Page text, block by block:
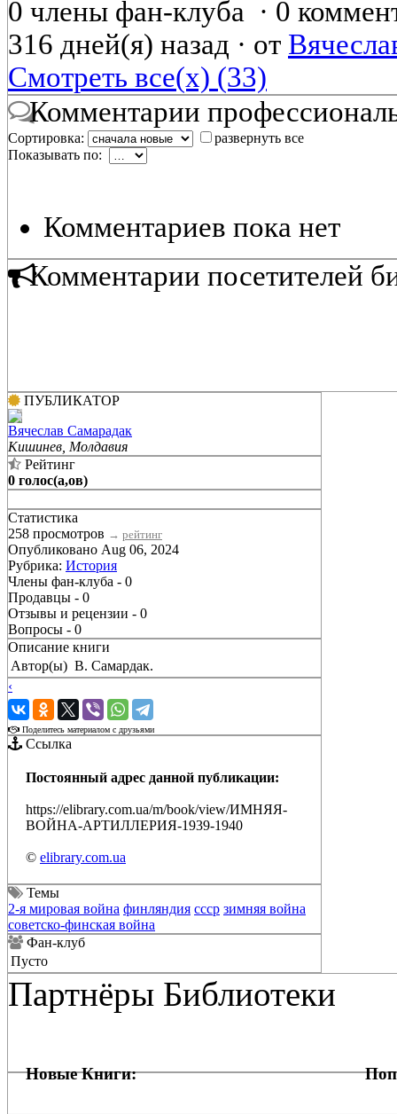
0 члены фан-клуба · 0
316 дней(я) назад · от
Смотреть все(х) (33)
Комментарии
Сортировка:
развернуть все
Показывать по:
Комментариев пока нет
Комментарии посетителей
ПУБЛИКАТОР
Вячеслав Самарадак
Кишинев, Молдавия
Рейтинг
0 голос(а,ов)
Статистика
258 просмотров → рейтинг
Опубликовано Aug 06, 2024
Рубрика: История
Члены фан-клуба - 0
Продавцы - 0
Отзывы и рецензии - 0
Вопросы - 0
Описание книги
Автор(ы) В. Самардак.
‹
›
Поделитесь материалом с друзьями
Ссылка
Постоянный адрес данной публикации:
https://elibrary.com.ua/m/book/view/ИМНЯЯ-
ВОЙНА-АРТИЛЛЕРИЯ-1939-1940
© elibrary.com.ua
Темы
2-я мировая война финляндия ссср зимняя война
советско-финская война
Фан-клуб
Пусто
Партнёры Библиотеки
Новые Книги: